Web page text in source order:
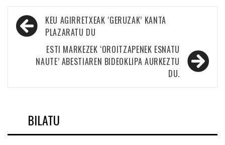
Bidalketetan
zehar
nabigatu
KEU AGIRRETXEAK ‘GERUZAK’ KANTA
PLAZARATU DU
ESTI MARKEZEK ‘OROITZAPENEK ESNATU
NAUTE’ ABESTIAREN BIDEOKLIPA AURKEZTU
DU.
BILATU